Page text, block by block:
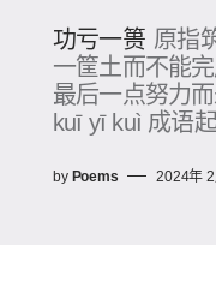
功亏一篑 原指
一筐土而不能
最后一点努力
kuī yī kuì 成语起
by Poems 2024年 2